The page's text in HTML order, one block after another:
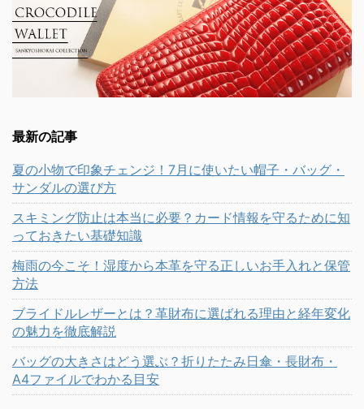
最新の記事
夏の小物で印象チェンジ！7月に使いたい帽子・バッグ・
サンダルの選び方
スキミング防止は本当に必要？カード情報を守るために知
っておきたい基礎知識
梅雨の今こそ！湿度から本革を守る正しいお手入れと保管
方法
ブライドルレザーとは？革財布に選ばれる理由と経年変化
の魅力を徹底解説
バッグの大きさはどう選ぶ？折りたたみ日傘・長財布・
A4ファイルでわかる目安